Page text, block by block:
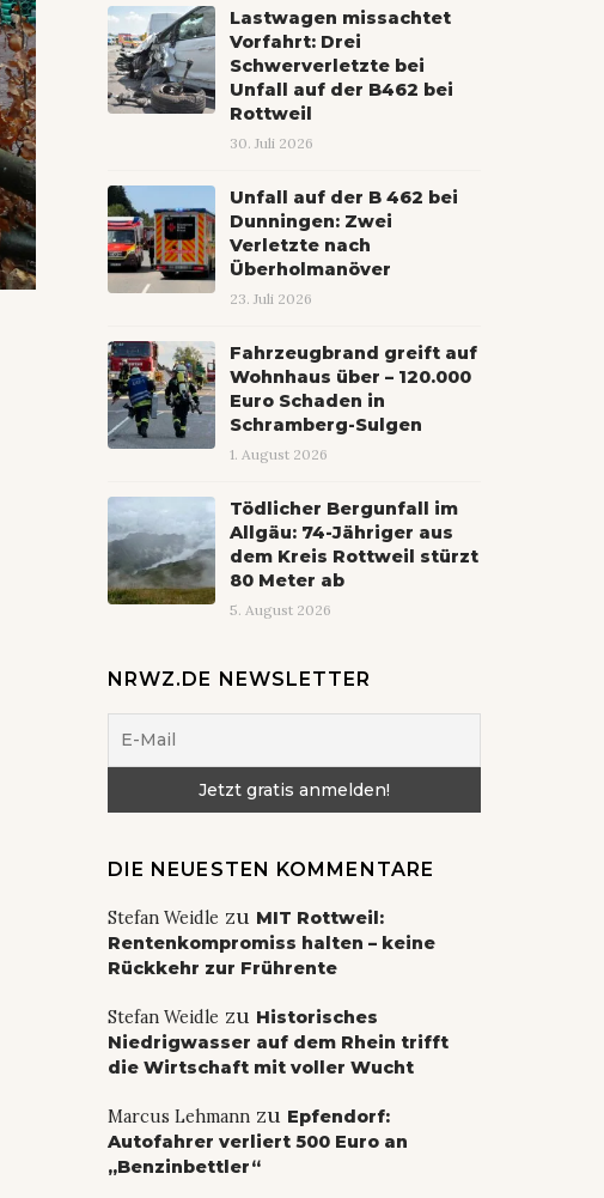
Lastwagen missachtet
Vorfahrt: Drei
Schwerverletzte bei
Unfall auf der B462 bei
Rottweil
30. Juli 2026
Unfall auf der B 462 bei
Dunningen: Zwei
Verletzte nach
Überholmanöver
23. Juli 2026
Fahrzeugbrand greift auf
Wohnhaus über – 120.000
Euro Schaden in
Schramberg-Sulgen
1. August 2026
Tödlicher Bergunfall im
Allgäu: 74-Jähriger aus
dem Kreis Rottweil stürzt
80 Meter ab
5. August 2026
NRWZ.DE NEWSLETTER
DIE NEUESTEN KOMMENTARE
Stefan Weidle zu MIT Rottweil:
Rentenkompromiss halten – keine
Rückkehr zur Frührente
Stefan Weidle zu Historisches
Niedrigwasser auf dem Rhein trifft
die Wirtschaft mit voller Wucht
Marcus Lehmannzu Epfendorf:
Autofahrer verliert 500 Euro an
„Benzinbettler“